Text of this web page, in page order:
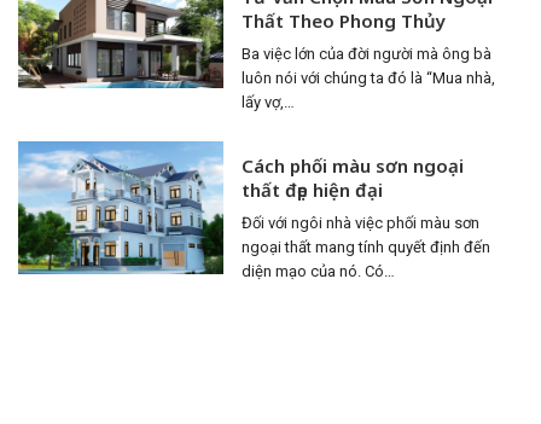
Thất Theo Phong Thủy
Ba việc lớn của đời người mà ông bà
luôn nói với chúng ta đó là “Mua nhà,
lấy vợ,…
Cách phối màu sơn ngoại
thất đẹp hiện đại
Đối với ngôi nhà việc phối màu sơn
ngoại thất mang tính quyết định đến
diện mạo của nó. Có…